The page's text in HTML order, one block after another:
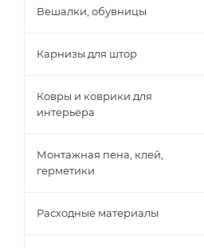
Вешалки, обувницы
Карнизы для штор
Ковры и коврики для
интерьера
Монтажная пена, клей,
герметики
Расходные материалы